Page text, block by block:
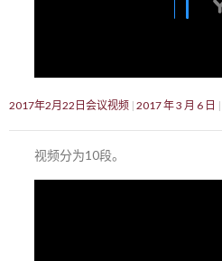
2017年2月22日会议视频 2017 年 3 月 6 日
视频分为10段。